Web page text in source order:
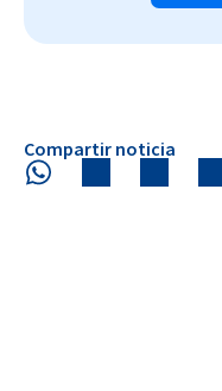
Compartir noticia